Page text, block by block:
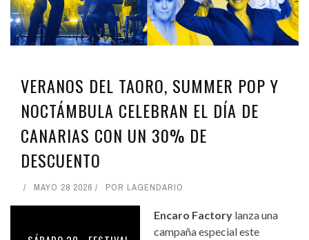
VERANOS DEL TAORO, SUMMER POP Y
NOCTÁMBULA CELEBRAN EL DÍA DE
CANARIAS CON UN 30% DE
DESCUENTO
MAYO 28 2026 POR LAGENDARIO
Encaro Factory lanza una
campaña especial este